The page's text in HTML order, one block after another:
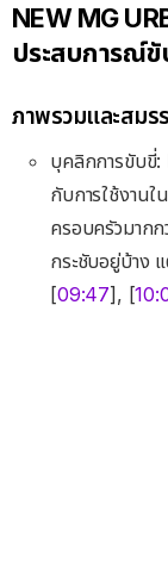
NEW MG
ประสบการณ์ขั
ภาพรวมและสมร
บุคลิกการขับขี่:
กับการใช้งานใ
ครอบครัวมากก
กระชับอยู่บ้าง
[09:47], [